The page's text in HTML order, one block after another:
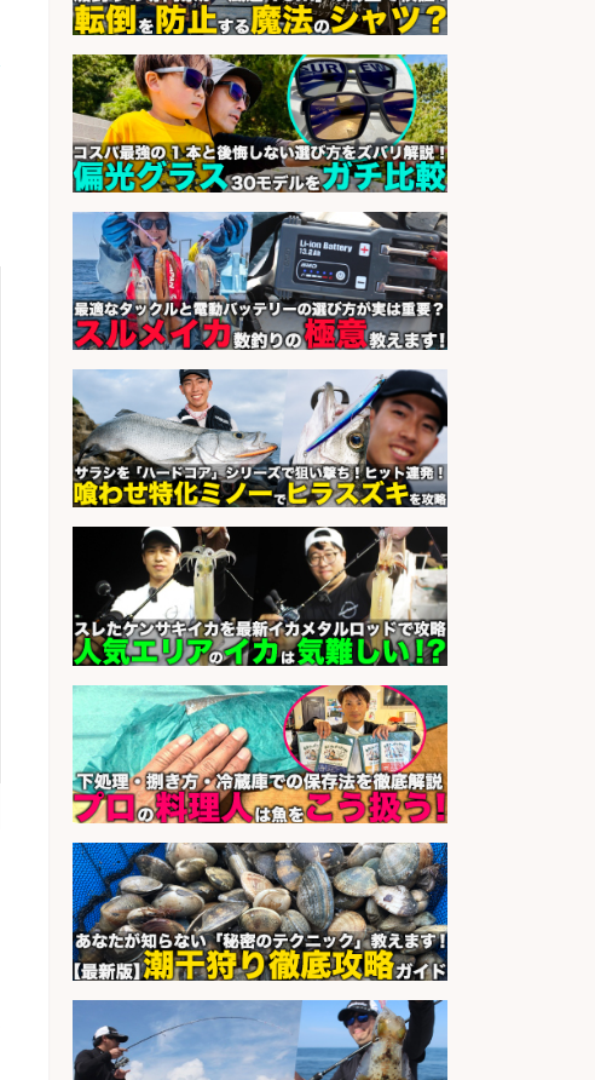
レジ打ち/日払いOK/おさかなの三枚
おろし/新潟県/小千谷市
会社名 株式会社G&G
sponsored by 求人ボックス
営業事務/「大津市」釣り具メーカ
ーの物流事務・営業アシスタント/
小野駅徒歩6分/「時給1,300円」/大
型連休あり×残業なし×土日祝休み/
滋賀県
会社名 株式会社ホットスタッフ滋賀
sponsored by 求人ボックス
未経験歓迎/釣り具や自動車部品の
NC旋盤オペレーター/残業少なめ/年
休120日以上
会社名 株式会社共進精工
sponsored by 求人ボックス
さらに求人情報を見る